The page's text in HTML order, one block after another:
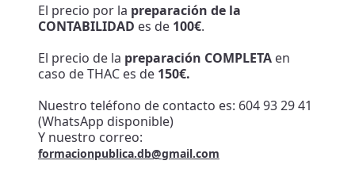
El precio por la preparación de la
CONTABILIDAD es de 100€.
El precio de la preparación COMPLETA en
caso de THAC es de 150€.
Nuestro teléfono de contacto es: 604 93 29 41
(WhatsApp disponible)
Y nuestro correo:
formacionpublica.db@gmail.com